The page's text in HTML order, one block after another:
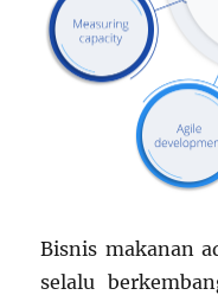
Bisnis makanan
selalu